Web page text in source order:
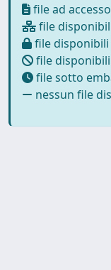
file ad
file
file
file
file sotto
nessun file